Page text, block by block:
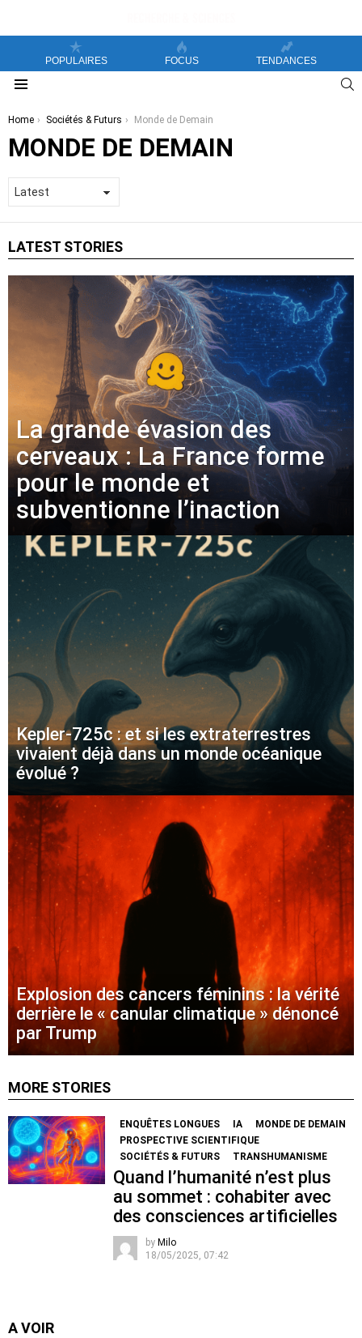
POPULAIRES FOCUS TENDANCES
You are here:
Home Sociétés & Futurs Monde de Demain
MONDE DE DEMAIN
LATEST STORIES
La grande évasion des
cerveaux : La France forme
pour le monde et
subventionne l’inaction
Kepler-725c : et si les extraterrestres
vivaient déjà dans un monde océanique
évolué ?
Explosion des cancers féminins : la vérité
derrière le « canular climatique » dénoncé
par Trump
MORE STORIES
ENQUÊTES LONGUES IA
MONDE DE DEMAIN
PROSPECTIVE SCIENTIFIQUE
SOCIÉTÉS & FUTURS
TRANSHUMANISME
Quand l’humanité n’est plus
au sommet : cohabiter avec
des consciences artificielles
by Milo
18/05/2025, 07:42
A VOIR